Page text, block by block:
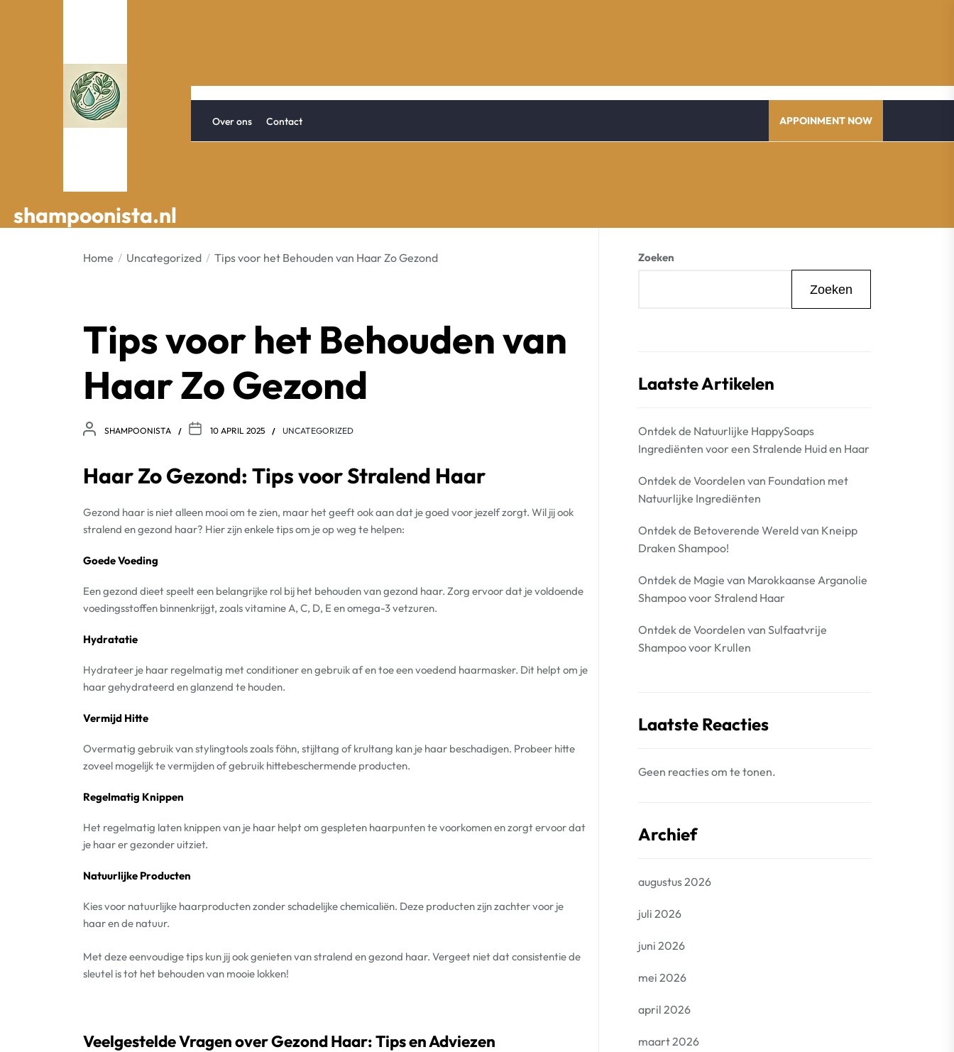
shampoonista.nl
shampoonista.nl
Over ons Contact APPOINMENT NOW
Home Uncategorized Tips voor het Behouden van Haar Zo Gezond
Tips voor het Behouden van
Haar Zo Gezond
SHAMPOONISTA 10 APRIL 2025 UNCATEGORIZED
Haar Zo Gezond: Tips voor Stralend Haar
Gezond haar is niet alleen mooi om te zien, maar het geeft ook aan dat je goed voor jezelf zorgt. Wil jij ook
stralend en gezond haar? Hier zijn enkele tips om je op weg te helpen:
Goede Voeding
Een gezond dieet speelt een belangrijke rol bij het behouden van gezond haar. Zorg ervoor dat je voldoende
voedingsstoffen binnenkrijgt, zoals vitamine A, C, D, E en omega-3 vetzuren.
Hydratatie
Hydrateer je haar regelmatig met conditioner en gebruik af en toe een voedend haarmasker. Dit helpt om je
haar gehydrateerd en glanzend te houden.
Vermijd Hitte
Overmatig gebruik van stylingtools zoals föhn, stijltang of krultang kan je haar beschadigen. Probeer hitte
zoveel mogelijk te vermijden of gebruik hittebeschermende producten.
Regelmatig Knippen
Het regelmatig laten knippen van je haar helpt om gespleten haarpunten te voorkomen en zorgt ervoor dat
je haar er gezonder uitziet.
Natuurlijke Producten
Kies voor natuurlijke haarproducten zonder schadelijke chemicaliën. Deze producten zijn zachter voor je
haar en de natuur.
Met deze eenvoudige tips kun jij ook genieten van stralend en gezond haar. Vergeet niet dat consistentie de
sleutel is tot het behouden van mooie lokken!
Veelgestelde Vragen over Gezond Haar: Tips en Adviezen
Zoeken
Zoeken
Laatste Artikelen
Ontdek de Natuurlijke HappySoaps
Ingrediënten voor een Stralende Huid en Haar
Ontdek de Voordelen van Foundation met
Natuurlijke Ingrediënten
Ontdek de Betoverende Wereld van Kneipp
Draken Shampoo!
Ontdek de Magie van Marokkaanse Arganolie
Shampoo voor Stralend Haar
Ontdek de Voordelen van Sulfaatvrije
Shampoo voor Krullen
Laatste Reacties
Geen reacties om te tonen.
Archief
augustus 2026
juli 2026
juni 2026
mei 2026
april 2026
maart 2026